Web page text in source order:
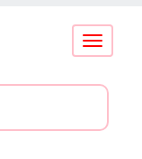
Conmutar